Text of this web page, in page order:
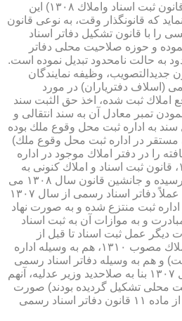
نحوه نگارش قانون مرقوم (قانون ثبت اسناد واملاك ۱۳۰۸) این
كه قانونگذار وقت، به نوعی قانون
مصوب ۱۳۰۲ شمسی را با قانون تشكیل دفاتر اسناد
۱۳۰۷ تلفیق نموده و حوزه صلاحیت محلی دفاتر
به حالت نامحدود تبدیل نموده است.
ماده ۲۰۳ قانون جدیدالتصویب، وظیفه نمایندگان
(اسلاف دفتریاران) در مورد
املاك ثبت شده، اخذ حق الثبت سند
تمبر معادل آن به سند انتقالی و
سند به اداره ثبت محل وقوع ملك بوده
مستقر در اداره ثبت محل وقوع ملك)
را در دفتر املاك موجود در اداره
ثبت درج نمایند.در سال ۱۳۱۰، قانون ثبت اسناد و املاك كنونی به
تصویب مجلس شورای ملی رسیده و جانشین قانون سال ۱۳۰۸ می
گردد و این در حالی است كه عملاً دفاتر اسناد رسمی از سال ۱۳۰۷
ثبت منتزع شده و به صورت نهاد
و به موازات آن به ثبت اسناد
دیگر عمل ثبت اسناد تا قبل از
تصویب قانون ثبت اسناد و املاك مصوب ۱۳۱۰، هم به وسیله اداره
و هم به وسیله دفاتر اسناد رسمی
(كه توسط ماده ۱ قانون سال ۱۳۰۷ بنا به صلاحدید وزیر عدلیه، آنهم
محلی تشكیل گردیده بودند) صورت
می گیرد. (برداشت مفهومی از ماده ۱۱ قانون دفاتر اسناد رسمی